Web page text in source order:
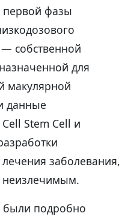
первой фазы
— собственной
для
макулярной
данные
Stem Cell и
заболевания,
неизлечимым.
были подробно